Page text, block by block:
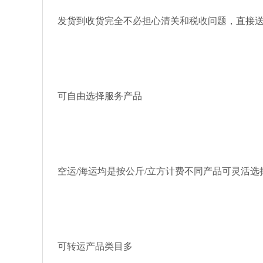
发货到收货完全不必担心清关和税收问题，直接
可自由选择服务产品
空运/海运均是按公斤/立方计费不同产品可灵活选
可转运产品类目多